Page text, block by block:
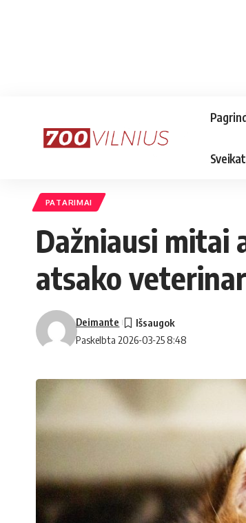
PATARIMAI
Dažniausi mitai
atsako
Paskelbta 2026-03-25 8:48
Deimante